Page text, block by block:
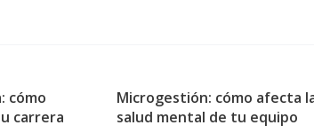
cómo
carrera
Microgestión: cómo afecta
salud mental de tu equipo